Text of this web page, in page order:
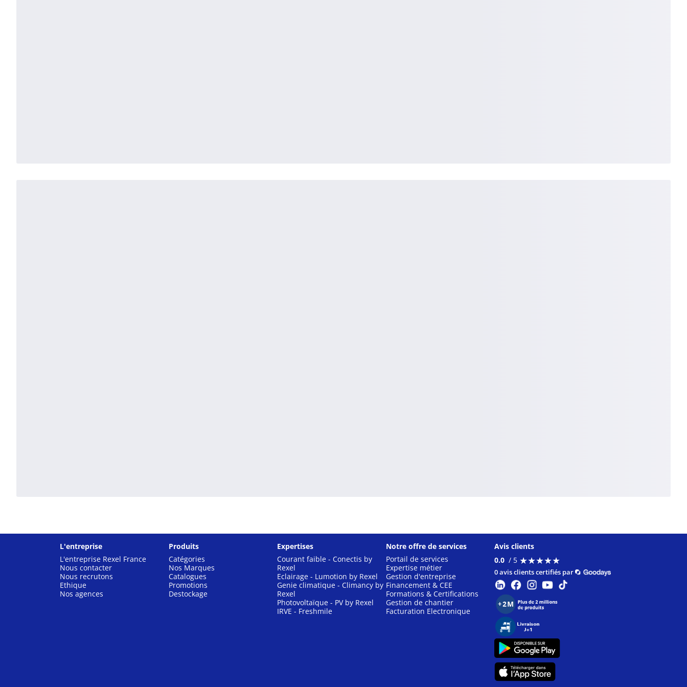
L'entreprise
L'entreprise Rexel France
Nous contacter
Nous recrutons
Ethique
Nos agences
Produits
Catégories
Nos Marques
Catalogues
Promotions
Destockage
Expertises
Courant faible - Conectis by
Rexel
Eclairage - Lumotion by Rexel
Genie climatique - Climancy by
Rexel
Photovoltaïque - PV by Rexel
IRVE - Freshmile
Notre offre de services
Portail de services
Expertise métier
Gestion d'entreprise
Financement & CEE
Formations & Certifications
Gestion de chantier
Facturation Electronique
Avis clients
0.0 / 5 ★★★★★
★★★★★
0 avis clients certifiés par